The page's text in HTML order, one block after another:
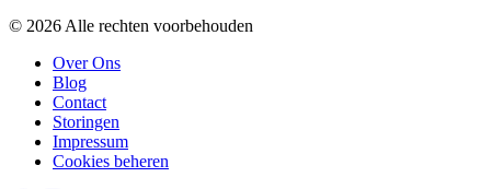
© 2026 Alle rechten voorbehouden
Over Ons
Blog
Contact
Storingen
Impressum
Cookies beheren